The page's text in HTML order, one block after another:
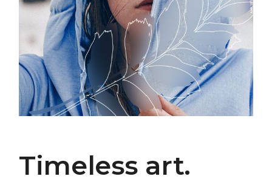
Timeless art